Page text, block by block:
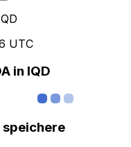
UTC
in IQD